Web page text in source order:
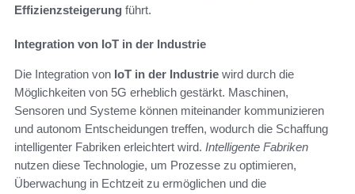
Effizienzsteigerung führt.
Integration von IoT in der Industrie
Die Integration von IoT in der Industrie wird durch die
Möglichkeiten von 5G erheblich gestärkt. Maschinen,
Sensoren und Systeme können miteinander kommunizieren
und autonom Entscheidungen treffen, wodurch die Schaffung
intelligenter Fabriken erleichtert wird. Intelligente Fabriken
nutzen diese Technologie, um Prozesse zu optimieren,
Überwachung in Echtzeit zu ermöglichen und die